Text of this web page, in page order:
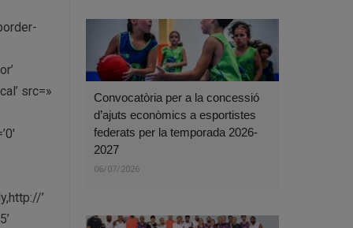
src=»
’
Convocatòria per a la concessió
d’ajuts econòmics a esportistes
federats per la temporada 2026-
2027
06/07/2026